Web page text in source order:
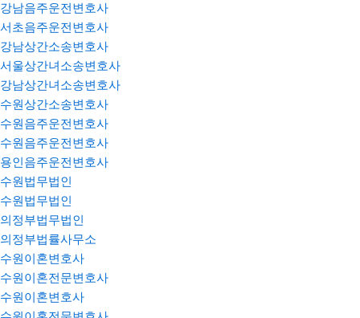
강남음주운전변호사
서초음주운전변호사
강남상간소송변호사
서울상간녀소송변호사
강남상간녀소송변호사
수원상간소송변호사
수원음주운전변호사
수원음주운전변호사
용인음주운전변호사
수원법무법인
수원법무법인
의정부법무법인
의정부법률사무소
수원이혼변호사
수원이혼전문변호사
수원이혼변호사